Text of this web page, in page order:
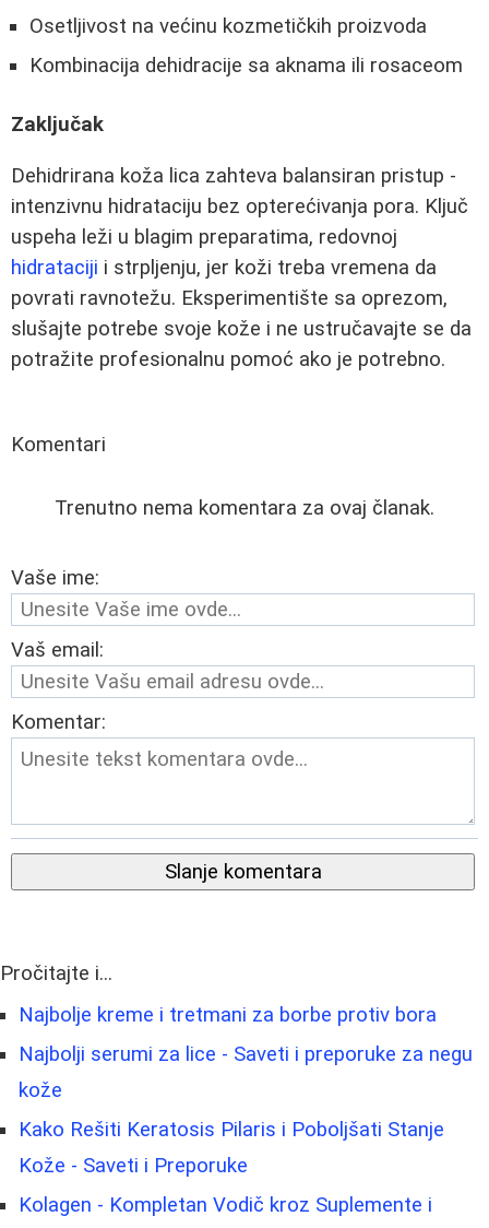
Osetljivost na većinu kozmetičkih proizvoda
Kombinacija dehidracije sa aknama ili rosaceom
Zaključak
Dehidrirana koža lica zahteva balansiran pristup -
intenzivnu hidrataciju bez opterećivanja pora. Ključ
uspeha leži u blagim preparatima, redovnoj
hidrataciji i strpljenju, jer koži treba vremena da
povrati ravnotežu. Eksperimentište sa oprezom,
slušajte potrebe svoje kože i ne ustručavajte se da
potražite profesionalnu pomoć ako je potrebno.
Komentari
Trenutno nema komentara za ovaj članak.
Vaše ime:
Vaš email:
Komentar:
Slanje komentara
Pročitajte i...
Najbolje kreme i tretmani za borbe protiv bora
Najbolji serumi za lice - Saveti i preporuke za negu
kože
Kako Rešiti Keratosis Pilaris i Poboljšati Stanje
Kože - Saveti i Preporuke
Kolagen - Kompletan Vodič kroz Suplemente i